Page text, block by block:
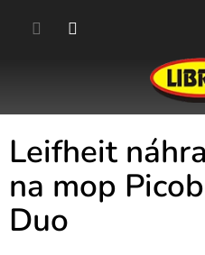
Leifheit
na mop
Duo